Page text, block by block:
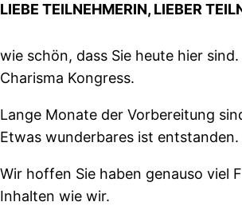
LIEBE TEILNEHMERIN, LIEBER
wie schön, dass Sie heute hier
Charisma Kongress.
Lange Monate der Vorbereitung
Etwas wunderbares ist entstanden.
Wir hoffen Sie haben genauso viel
Inhalten wie wir.